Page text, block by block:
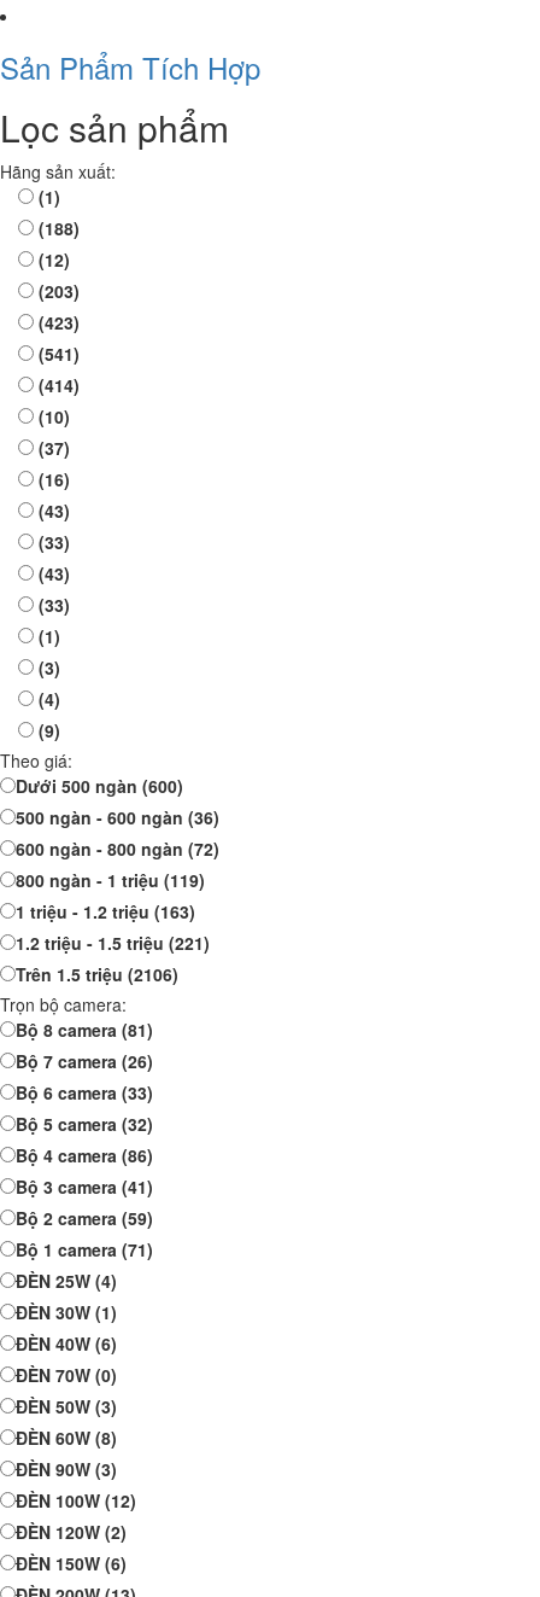
Sản Phẩm Tích Hợp
Lọc sản phẩm
Hãng sản xuất:
(1)
(188)
(12)
(203)
(423)
(541)
(414)
(10)
(37)
(16)
(43)
(33)
(43)
(33)
(1)
(3)
(4)
(9)
Theo giá:
Dưới 500 ngàn (600)
500 ngàn - 600 ngàn (36)
600 ngàn - 800 ngàn (72)
800 ngàn - 1 triệu (119)
1 triệu - 1.2 triệu (163)
1.2 triệu - 1.5 triệu (221)
Trên 1.5 triệu (2106)
Trọn bộ camera:
Bộ 8 camera (81)
Bộ 7 camera (26)
Bộ 6 camera (33)
Bộ 5 camera (32)
Bộ 4 camera (86)
Bộ 3 camera (41)
Bộ 2 camera (59)
Bộ 1 camera (71)
ĐÈN 25W (4)
ĐÈN 30W (1)
ĐÈN 40W (6)
ĐÈN 70W (0)
ĐÈN 50W (3)
ĐÈN 60W (8)
ĐÈN 90W (3)
ĐÈN 100W (12)
ĐÈN 120W (2)
ĐÈN 150W (6)